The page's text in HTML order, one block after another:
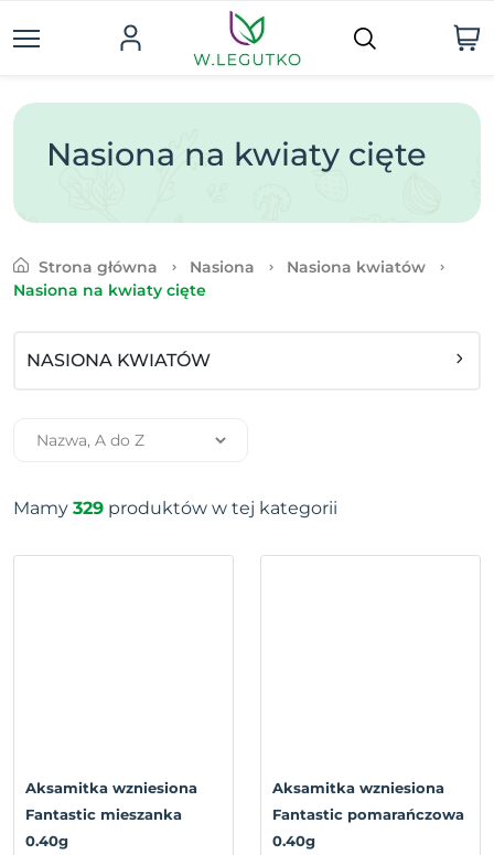
Nasiona na kwiaty cięte
Strona główna Nasiona
Nasiona kwiatów
Nasiona na kwiaty cięte
NASIONA KWIATÓW
Mamy 329 produktów w tej kategorii
Aksamitka wzniesiona
Fantastic mieszanka
0.40g
Aksamitka wzniesiona
Fantastic pomarańczowa
0.40g